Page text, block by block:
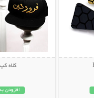
کلاه
افزودن